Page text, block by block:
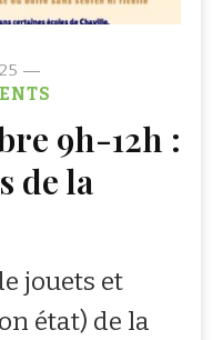
9h-12h :
de la
jouets et
état) de la